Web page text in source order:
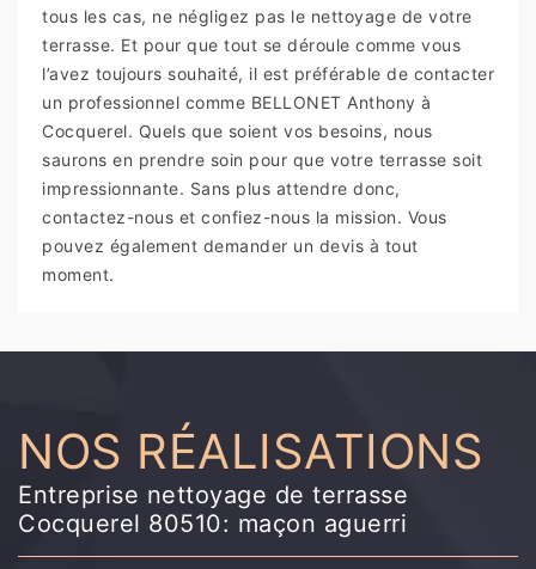
tous les cas, ne négligez pas le nettoyage de votre
terrasse. Et pour que tout se déroule comme vous
l’avez toujours souhaité, il est préférable de contacter
un professionnel comme BELLONET Anthony à
Cocquerel. Quels que soient vos besoins, nous
saurons en prendre soin pour que votre terrasse soit
impressionnante. Sans plus attendre donc,
contactez-nous et confiez-nous la mission. Vous
pouvez également demander un devis à tout
moment.
NOS RÉALISATIONS
Entreprise nettoyage de terrasse
Cocquerel 80510: maçon aguerri